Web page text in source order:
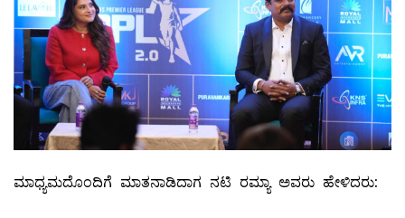
ಮಾಧ್ಯಮದೊಂದಿಗೆ ಮಾತನಾಡಿದಾಗ ನಟಿ ರಮ್ಯಾ ಅವರು ಹೇಳಿದರು: